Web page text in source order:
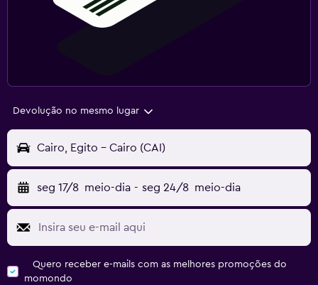
Devolução no mesmo lugar
Cairo, Egito - Cairo (CAI)
seg 17/8 meio-dia - seg 24/8 meio-dia
Quero receber e-mails com as melhores promoções do
momondo